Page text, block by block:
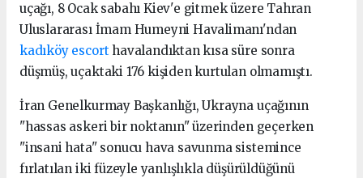
uçağı, 8 Ocak sabahı Kiev'e gitmek üzere Tahran
Uluslararası İmam Humeyni Havalimanı'ndan
kadıköy escort havalandıktan kısa süre sonra
düşmüş, uçaktaki 176 kişiden kurtulan olmamıştı.
İran Genelkurmay Başkanlığı, Ukrayna uçağının
"hassas askeri bir noktanın" üzerinden geçerken
"insani hata" sonucu hava savunma sistemince
fırlatılan iki füzeyle yanlışlıkla düşürüldüğünü